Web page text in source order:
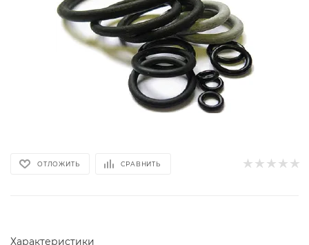
ОТЛОЖИТЬ СРАВНИТЬ
Характеристики